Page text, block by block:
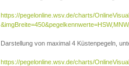
https://pegelonline.wsv.de/charts/
Darstellung von maximal 4 Küstenpegeln,
https://pegelonline.wsv.de/charts/